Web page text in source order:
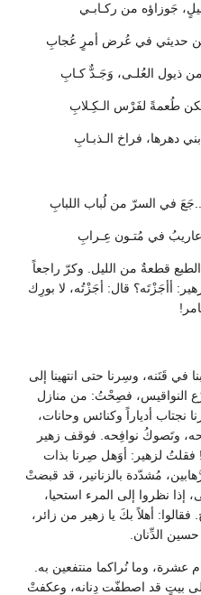
جَوزاؤه من ركـابـي
حديثي في عُرض أمرٍ عُجابِ
ذيول العُلـى، وَجَـدٌّ كـابِ
تكن طُعمةً لفَرْس الـكِـلابِ
دهرها، فراخ الـذبـابِ
في السرّ من لُباب اللبابِ
في مُتـون عِـرابِ
قطعةٌ من الليل. وكرّ راجعاً
أأجَزْتَه؟ قال: أجَزْتُه، لا بورِك
قَنَنه، وسِرنا حتى انتهينا إلى
النواقيس، فصِحْتُ: من منازل
نجتاب أدياراً وكنائس وحانات،
وتَصوكُ نوافِحه. فوقف زهير
فقلتُ لزهير: أوَهل صِرنا بذات
مُشدّدة بالزنانير، قد قبضتْ
إذا نظروا إلى المرء استحيا،
أهلاً بكَ يا زهير من زائر،
الدِّنان.
عشرة، وما نُراكما منتفعين به.
إلى بيتٍ قد اصطفّت دِنانه، وعكفتْ